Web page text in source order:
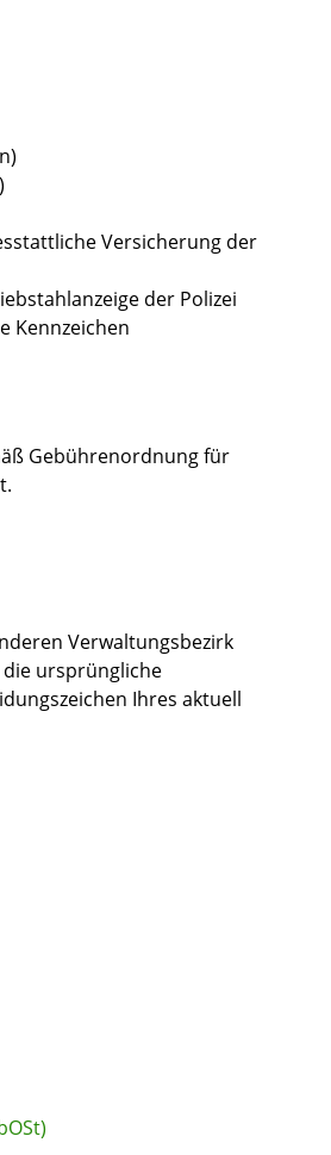
Versicherung der
der Polizei
Kennzeichen
Gebührenordnung für
Verwaltungsbezirk
ursprüngliche
Ihres aktuell